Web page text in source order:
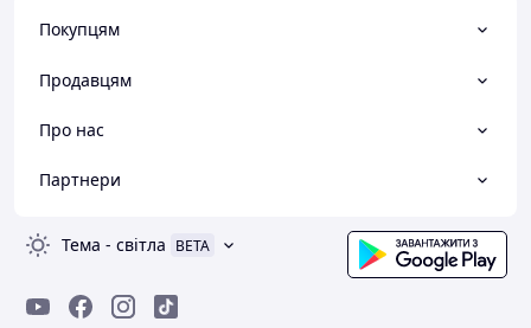
Покупцям
Продавцям
Про нас
Партнери
Тема - світла BETA